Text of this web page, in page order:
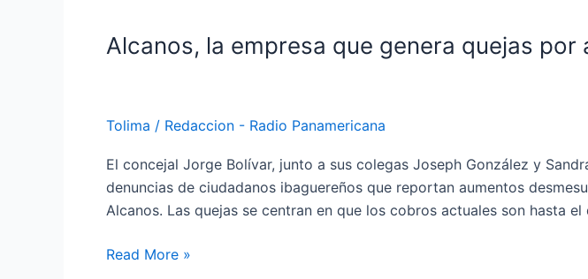
Alcanos, la empresa que genera quejas
Tolima / Redaccion - Radio Panamericana
El concejal Jorge Bolívar, junto a sus colegas Joseph González y
denuncias de ciudadanos ibaguereños que reportan aumentos
Alcanos. Las quejas se centran en que los cobros actuales son hasta
Alcanos,
genera
quejas
por
altos
en
Read More »